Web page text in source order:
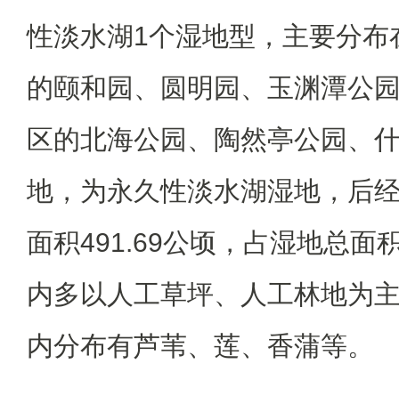
性淡水湖1个湿地型，主要分
的颐和园、圆明园、玉渊潭公
区的北海公园、陶然亭公园、
地，为永久性淡水湖湿地，后
面积491.69公顷，占湿地总面
内多以人工草坪、人工林地为
内分布有芦苇、莲、香蒲等。